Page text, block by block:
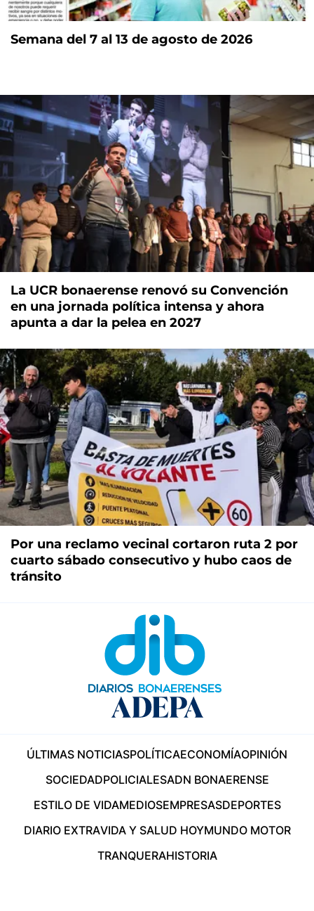
Semana del 7 al 13 de agosto de 2026
La UCR bonaerense renovó su Convención
en una jornada política intensa y ahora
apunta a dar la pelea en 2027
Por una reclamo vecinal cortaron ruta 2 por
cuarto sábado consecutivo y hubo caos de
tránsito
ÚLTIMAS NOTICIASPOLÍTICAECONOMÍAOPINIÓN
SOCIEDADPOLICIALESADN BONAERENSE
ESTILO DE VIDAMEDIOSEMPRESASDEPORTES
DIARIO EXTRAVIDA Y SALUD HOYMUNDO MOTOR
TRANQUERAHISTORIA